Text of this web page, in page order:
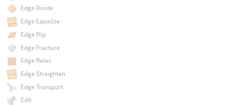
Edge Divide
Edge Equalize
Edge Flip
Edge Fracture
Edge Relax
Edge Straighten
Edge Transport
Edit